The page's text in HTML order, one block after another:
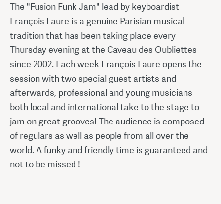
The "Fusion Funk Jam" lead by keyboardist
François Faure is a genuine Parisian musical
tradition that has been taking place every
Thursday evening at the Caveau des Oubliettes
since 2002. Each week François Faure opens the
session with two special guest artists and
afterwards, professional and young musicians
both local and international take to the stage to
jam on great grooves! The audience is composed
of regulars as well as people from all over the
world. A funky and friendly time is guaranteed and
not to be missed !